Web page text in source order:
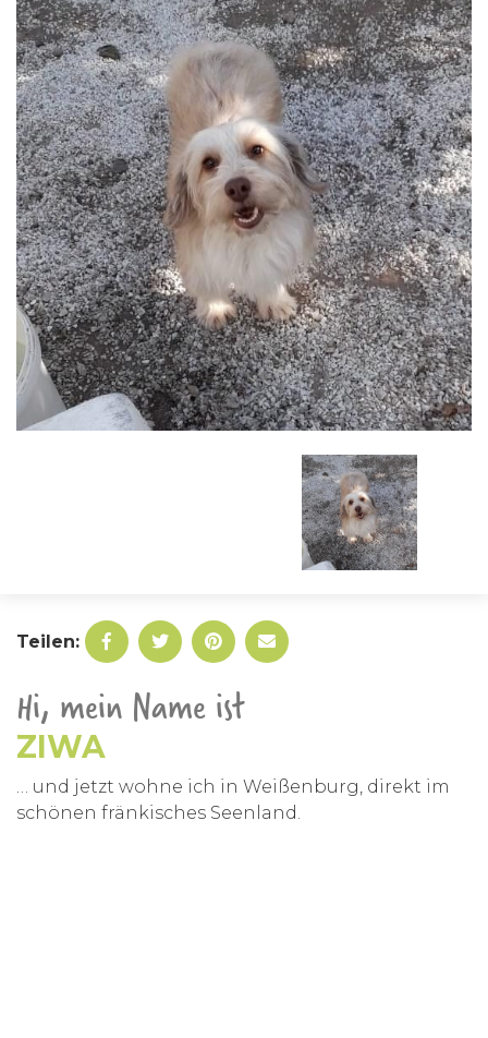
Teilen:
Hi, mein Name ist
ZIWA
… und jetzt wohne ich in Weißenburg, direkt im
schönen fränkisches Seenland.